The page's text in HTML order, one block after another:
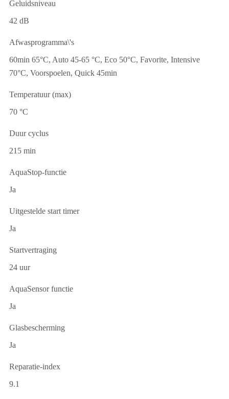
Geluidsniveau
42 dB
Afwasprogramma\'s
60min 65°C, Auto 45-65 °C, Eco 50°C, Favorite, Intensive
70°C, Voorspoelen, Quick 45min
Temperatuur (max)
70 °C
Duur cyclus
215 min
AquaStop-functie
Ja
Uitgestelde start timer
Ja
Startvertraging
24 uur
AquaSensor functie
Ja
Glasbescherming
Ja
Reparatie-index
9.1